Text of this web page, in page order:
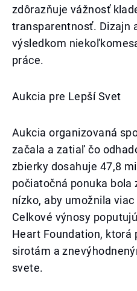
zdôrazňuje vážnosť
transparentnosť. Dizajn
výsledkom
práce.
Aukcia pre Lepší Svet
Aukcia organizovaná
začala a zatiaľ čo
zbierky dosahuje 47,8
počiatočná ponuka bola
nízko, aby umožnila
Celkové výnosy
Heart Foundation, ktorá
sirotám a
svete.